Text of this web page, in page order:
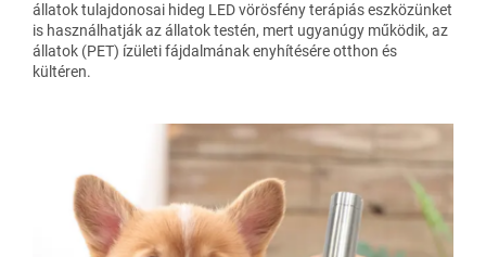
állatok tulajdonosai hideg LED vörösfény terápiás eszközünket
is használhatják az állatok testén, mert ugyanúgy működik, az
állatok (PET) ízületi fájdalmának enyhítésére otthon és
kültéren.